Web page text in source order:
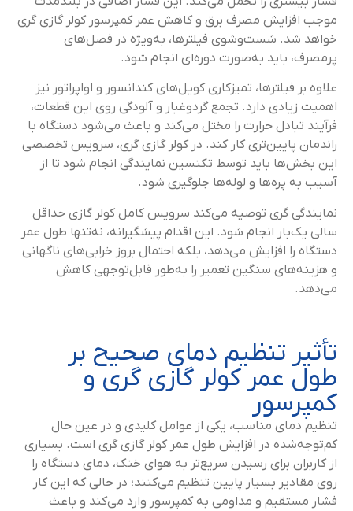
موجب افزایش مصرف برق و کاهش عمر کمپرسور کولر گازی گری
خواهد شد. شست‌وشوی فیلترها، به‌ویژه در فصل‌های
پرمصرف، باید به‌صورت دوره‌ای انجام شود.
علاوه بر فیلترها، تمیزکاری کویل‌های کندانسور و اواپراتور نیز
اهمیت زیادی دارد. تجمع گردوغبار و آلودگی روی این قطعات،
فرآیند تبادل حرارت را مختل می‌کند و باعث می‌شود دستگاه با
راندمان پایین‌تری کار کند. در کولر گازی گری، سرویس تخصصی
این بخش‌ها باید توسط تکنسین نمایندگی انجام شود تا از
آسیب به پره‌ها و لوله‌ها جلوگیری شود.
نمایندگی گری توصیه می‌کند سرویس کامل کولر گازی حداقل
سالی یک‌بار انجام شود. این اقدام پیشگیرانه، نه‌تنها طول عمر
دستگاه را افزایش می‌دهد، بلکه احتمال بروز خرابی‌های ناگهانی
و هزینه‌های سنگین تعمیر را به‌طور قابل‌توجهی کاهش
می‌دهد.
تأثیر تنظیم دمای صحیح بر
طول عمر کولر گازی گری و
کمپرسور
تنظیم دمای مناسب، یکی از عوامل کلیدی و در عین حال
کم‌توجه‌شده در افزایش طول عمر کولر گازی گری است. بسیاری
از کاربران برای رسیدن سریع‌تر به هوای خنک، دمای دستگاه را
روی مقادیر بسیار پایین تنظیم می‌کنند؛ در حالی که این کار
فشار مستقیم و مداومی به کمپرسور وارد می‌کند و باعث